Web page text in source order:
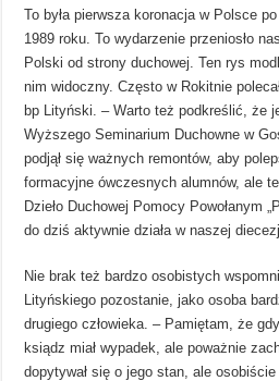
To była pierwsza koronacja w Polsce
1989 roku. To wydarzenie przeniosło
Polski od strony duchowej. Ten rys
nim widoczny. Często w Rokitnie
bp Lityński. – Warto też podkreślić, że
Wyższego Seminarium Duchowne w
podjął się ważnych remontów, aby
formacyjne ówczesnych alumnów, ale
Dzieło Duchowej Pomocy Powołanym
do dziś aktywnie działa w naszej
Nie brak też bardzo osobistych
Lityńskiego pozostanie, jako osoba
drugiego człowieka. – Pamiętam, że
ksiądz miał wypadek, ale poważnie
dopytywał się o jego stan, ale